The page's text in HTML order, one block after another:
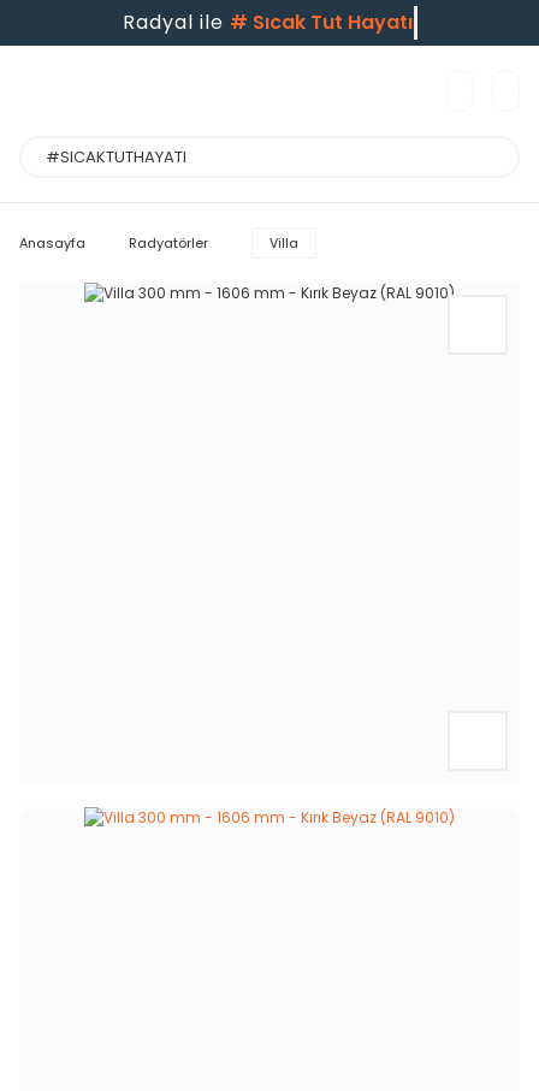
Radyal ile # Sıcak Tut Hayatı
Anasayfa Radyatörler Villa